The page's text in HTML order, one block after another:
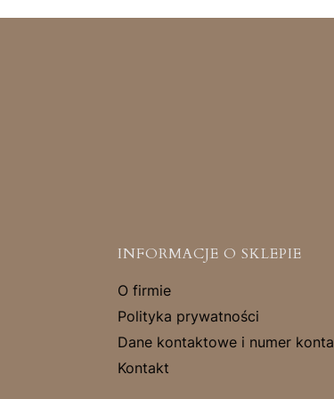
INFORMACJE O SKLEPIE
O firmie
Polityka prywatności
Dane kontaktowe i numer konta
Kontakt